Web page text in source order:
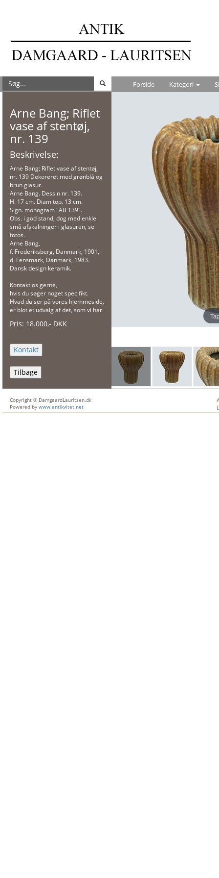
Forside Kategori
Arne Bang; Riflet
vase af stentøj,
nr. 139
Beskrivelse:
Arne Bang; Riflet vase af stentøj,
nr. 139 Dekoreret med grønblå og
brun glasur.
Arne Bang. Dessin nr. 139.
H. 17 cm. Diam top. 13 cm.
Sign. monogram "AB 139".
Obs. i god stand, dog med enkle
små afskalninger i glasuren, se
fotos.
Arne Bang,
f. Frederiksberg, Danmark, 1901,
d. Fensmark, Danmark, 1983.
Dansk design keramik.
Kontakt os gerne,
hvis du søger noget specifikt.
Hvad du ser på vores hjemmeside,
er blot et udvalg af det, som vi har.
Pris: 18.000,- DKK
Tilbage
Copyright © DamgaardLauritsen.dk
Powered by www.antikvitet.net